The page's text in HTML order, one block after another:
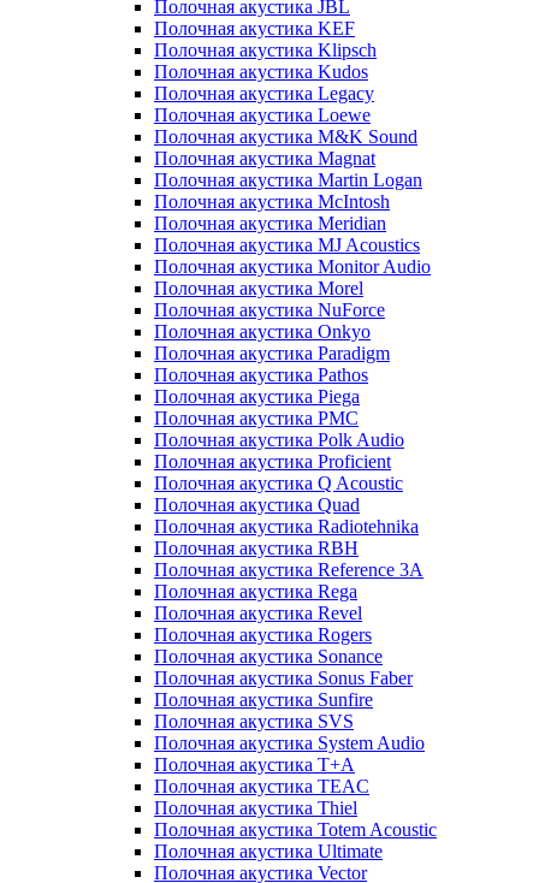
Полочная акустика JBL
Полочная акустика KEF
Полочная акустика Klipsch
Полочная акустика Kudos
Полочная акустика Legacy
Полочная акустика Loewe
Полочная акустика M&K Sound
Полочная акустика Magnat
Полочная акустика Martin Logan
Полочная акустика McIntosh
Полочная акустика Meridian
Полочная акустика MJ Acoustics
Полочная акустика Monitor Audio
Полочная акустика Morel
Полочная акустика NuForce
Полочная акустика Onkyo
Полочная акустика Paradigm
Полочная акустика Pathos
Полочная акустика Piega
Полочная акустика PMC
Полочная акустика Polk Audio
Полочная акустика Proficient
Полочная акустика Q Acoustic
Полочная акустика Quad
Полочная акустика Radiotehnika
Полочная акустика RBH
Полочная акустика Reference 3A
Полочная акустика Rega
Полочная акустика Revel
Полочная акустика Rogers
Полочная акустика Sonance
Полочная акустика Sonus Faber
Полочная акустика Sunfire
Полочная акустика SVS
Полочная акустика System Audio
Полочная акустика T+A
Полочная акустика TEAC
Полочная акустика Thiel
Полочная акустика Totem Acoustic
Полочная акустика Ultimate
Полочная акустика Vector